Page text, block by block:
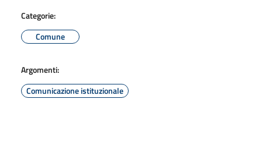
Categorie:
Comune
Argomenti:
Comunicazione istituzionale